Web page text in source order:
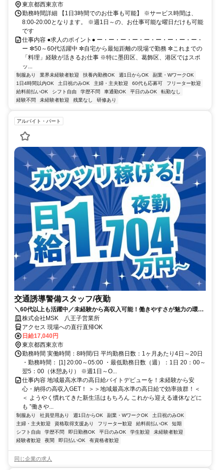
東京都西東京市
勤務時間詳細 【1日3時間でのお仕事も可能】 ※サービス時間は、
8:00-20:00となります。 ※週1日～の、お仕事可能な曜日だけも可能
です
仕事内容 ●求人のポイント● ー・ー・ー・ー・ー・ー・ー・ー・ー・
ー ✼50～60代活躍中 ✼自宅から最短距離の現場で勤務 ✼これまでの
「料理」経験が活きるお仕事 ※特に墨田区、葛飾区、港区ではスポ
ッ...
制服あり 業界未経験者歓迎 扶養内勤務OK 週1日からOK
副業・WワークOK
1日4時間以内OK
土日祝のみOK 主婦・主夫歓迎 60代も応募可
フリーター歓迎
給料前払いOK
シフト自由 学歴不問 車通勤OK 平日のみOK
転勤なし
経験不問
未経験者歓迎 残業なし 研修あり
アルバイト・パート
交通誘導警備スタッフ/夜勤
＼60代以上も活躍中／未経験から高収入可能！働きやすさが魅力の環境
で警備員デビューをしませんか！【月収34万円以上可能！日払いも
OK！】勤務3日前迄シフト申請が可能です！週1日～・短期もOK！あな
たのライフスタイルに合わせてお仕事しませんか！未経験者大歓迎！年
代幅広く活躍しています。
株式会社MSK 八王子営業所
アクセス 現場への直行直帰OK
日給17,040円
東京都西東京市
勤務時間 実働時間：8時間/日 平均勤務日数：1ヶ月あたり4日～20日
・勤務時間： [1] 20:00～05:00 ・最低勤務日数（週）：1日 20：00～
翌5：00（休憩あり） ※週1日～O...
仕事内容 地域最高水準の高日給バイトデビューを！未経験から安
心・納得の高収入GET！ ＞＞地域最高水準の高日給で効率抜群！＜
＜ ようやく慣れてきた新生活はもちろん これから迎える連休などに
も ”働きや...
制服あり 社員登用あり 週1日からOK 副業・WワークOK
土日祝のみOK
主婦・主夫歓迎
資格取得支援あり フリーター歓迎 給料前払いOK
短期
シフト自由
学歴不問 即日勤務OK 平日のみOK 学生歓迎
未経験者歓迎
経験者歓迎
夜間 即日払いOK 有資格者歓迎
同じ企業の求人